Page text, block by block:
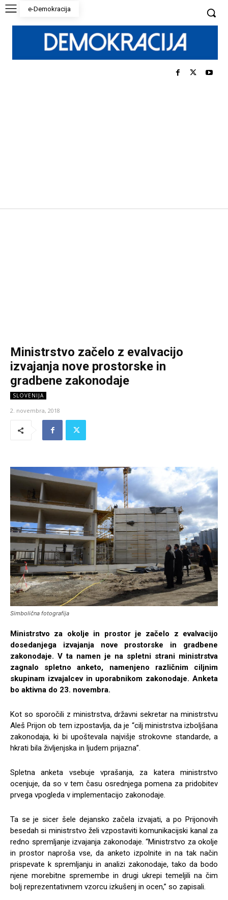
e-Demokracija
Ministrstvo začelo z evalvacijo
izvajanja nove prostorske in
gradbene zakonodaje
SLOVENIJA
2. novembra, 2018
Simbolična fotografija
Ministrstvo za okolje in prostor je začelo z evalvacijo
dosedanjega izvajanja nove prostorske in gradbene
zakonodaje. V ta namen je na spletni strani ministrstva
zagnalo spletno anketo, namenjeno različnim ciljnim
skupinam izvajalcev in uporabnikom zakonodaje. Anketa
bo aktivna do 23. novembra.
Kot so sporočili z ministrstva, državni sekretar na ministrstvu
Aleš Prijon ob tem izpostavlja, da je “cilj ministrstva izboljšana
zakonodaja, ki bi upoštevala najvišje strokovne standarde, a
hkrati bila življenjska in ljudem prijazna”.
Spletna anketa vsebuje vprašanja, za katera ministrstvo
ocenjuje, da so v tem času osrednjega pomena za pridobitev
prvega vpogleda v implementacijo zakonodaje.
Ta se je sicer šele dejansko začela izvajati, a po Prijonovih
besedah si ministrstvo želi vzpostaviti komunikacijski kanal za
redno spremljanje izvajanja zakonodaje. “Ministrstvo za okolje
in prostor naproša vse, da anketo izpolnite in na tak način
prispevate k spremljanju in analizi zakonodaje, tako da bodo
njene morebitne spremembe in drugi ukrepi temeljili na čim
bolj reprezentativnem vzorcu izkušenj in ocen,” so zapisali.